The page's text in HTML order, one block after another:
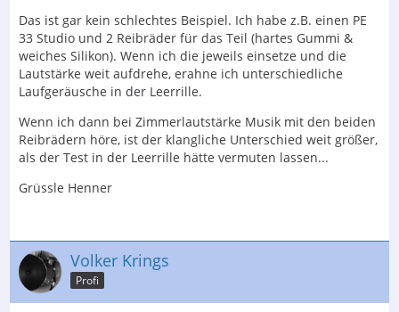
Das ist gar kein schlechtes Beispiel. Ich habe z.B. einen PE
33 Studio und 2 Reibräder für das Teil (hartes Gummi &
weiches Silikon). Wenn ich die jeweils einsetze und die
Lautstärke weit aufdrehe, erahne ich unterschiedliche
Laufgeräusche in der Leerrille.
Wenn ich dann bei Zimmerlautstärke Musik mit den beiden
Reibrädern höre, ist der klangliche Unterschied weit größer,
als der Test in der Leerrille hätte vermuten lassen...
Grüssle Henner
Volker Krings
Profi